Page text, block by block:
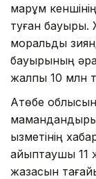
марқұм
туған бауыры.
моральдық
бауырының
жалпы 10 млн
Ақтөбе
қызметінің
айыптаушы 11
жазасын